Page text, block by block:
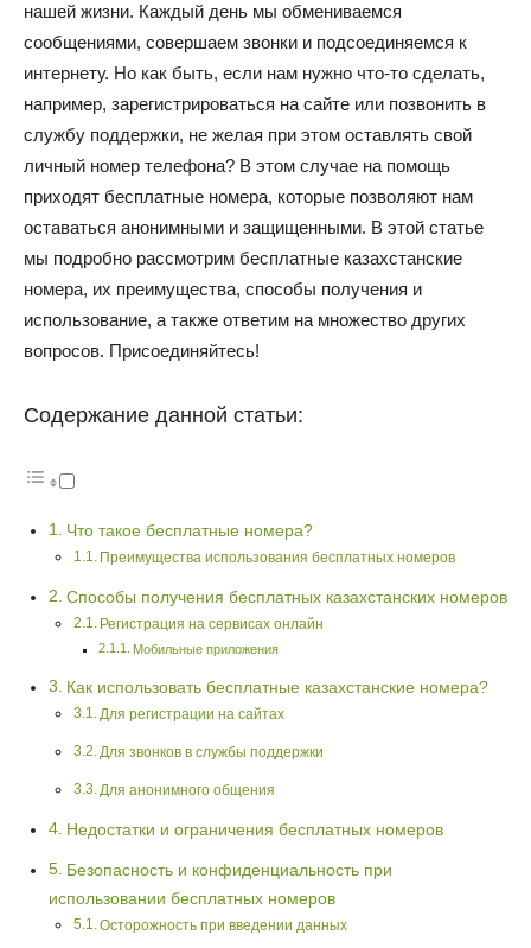
нашей жизни. Каждый день мы обмениваемся
сообщениями, совершаем звонки и подсоединяемся к
интернету. Но как быть, если нам нужно что-то сделать,
например, зарегистрироваться на сайте или позвонить в
службу поддержки, не желая при этом оставлять свой
личный номер телефона? В этом случае на помощь
приходят бесплатные номера, которые позволяют нам
оставаться анонимными и защищенными. В этой статье
мы подробно рассмотрим бесплатные казахстанские
номера, их преимущества, способы получения и
использование, а также ответим на множество других
вопросов. Присоединяйтесь!
Содержание данной статьи:
Что такое бесплатные номера?
Преимущества использования бесплатных номеров
Способы получения бесплатных казахстанских номеров
Регистрация на сервисах онлайн
Мобильные приложения
Как использовать бесплатные казахстанские номера?
Для регистрации на сайтах
Для звонков в службы поддержки
Для анонимного общения
Недостатки и ограничения бесплатных номеров
Безопасность и конфиденциальность при
использовании бесплатных номеров
Осторожность при введении данных